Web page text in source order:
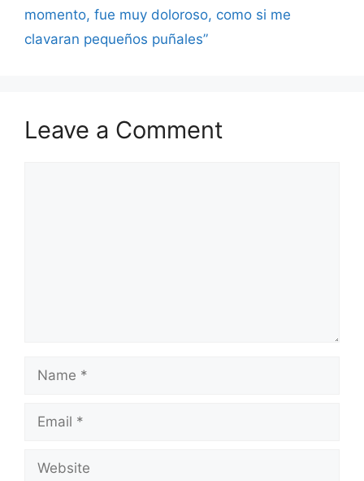
momento, fue muy doloroso, como si me
clavaran pequeños puñales”
Leave a Comment
Name
Email
Website